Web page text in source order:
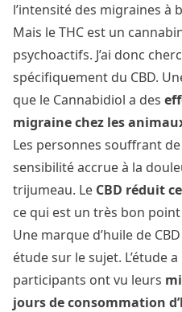
l’intensité des migraines à
Mais le THC est un
psychoactifs. J’ai donc
spécifiquement du CBD.
que le Cannabidiol a des
migraine chez les
Les personnes souffrant
sensibilité accrue à la
trijumeau. Le CBD réduit
ce qui est un très bon
Une marque d’huile de
étude sur le sujet. L’étude
participants ont vu leurs
jours de consommation